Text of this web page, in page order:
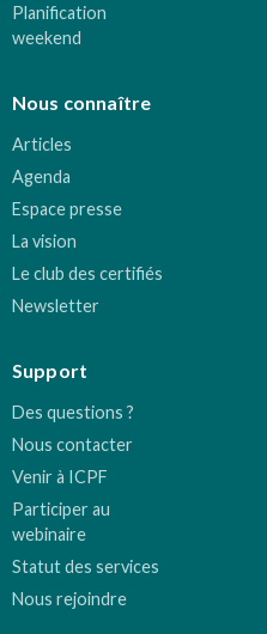
Planification
weekend
Nous connaître
Articles
Agenda
Espace presse
La vision
Le club des certifiés
Newsletter
Support
Des questions ?
Nous contacter
Venir à ICPF
Participer au
webinaire
Statut des services
Nous rejoindre